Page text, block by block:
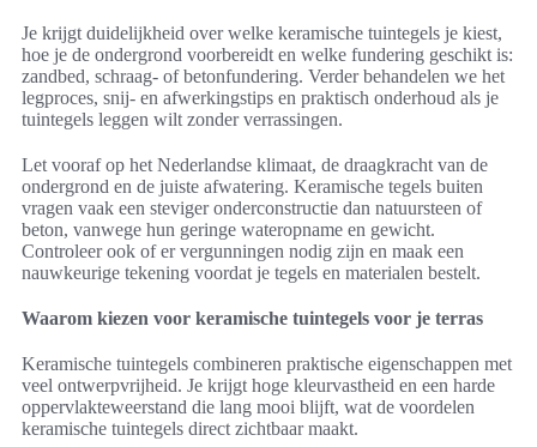
Je krijgt duidelijkheid over welke keramische tuintegels je kiest,
hoe je de ondergrond voorbereidt en welke fundering geschikt is:
zandbed, schraag- of betonfundering. Verder behandelen we het
legproces, snij- en afwerkingstips en praktisch onderhoud als je
tuintegels leggen wilt zonder verrassingen.
Let vooraf op het Nederlandse klimaat, de draagkracht van de
ondergrond en de juiste afwatering. Keramische tegels buiten
vragen vaak een steviger onderconstructie dan natuursteen of
beton, vanwege hun geringe wateropname en gewicht.
Controleer ook of er vergunningen nodig zijn en maak een
nauwkeurige tekening voordat je tegels en materialen bestelt.
Waarom kiezen voor keramische tuintegels voor je terras
Keramische tuintegels combineren praktische eigenschappen met
veel ontwerpvrijheid. Je krijgt hoge kleurvastheid en een harde
oppervlakteweerstand die lang mooi blijft, wat de voordelen
keramische tuintegels direct zichtbaar maakt.